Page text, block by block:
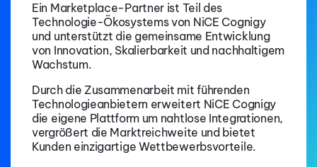
Ein Marketplace-Partner ist Teil des
Technologie-Ökosystems von NiCE Cognigy
und unterstützt die gemeinsame Entwicklung
von Innovation, Skalierbarkeit und nachhaltigem
Wachstum.
Durch die Zusammenarbeit mit führenden
Technologieanbietern erweitert NiCE Cognigy
die eigene Plattform um nahtlose Integrationen,
vergrößert die Marktreichweite und bietet
Kunden einzigartige Wettbewerbsvorteile.